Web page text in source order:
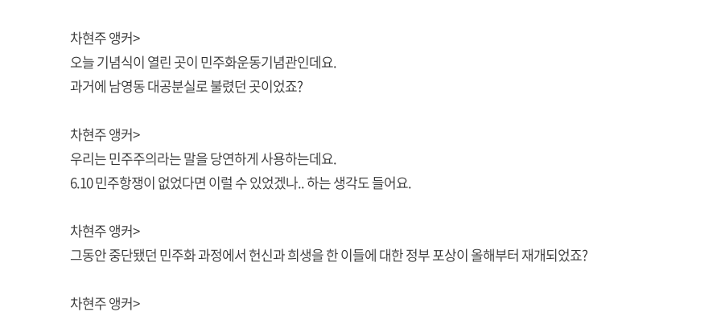
차현주 앵커>
오늘 기념식이 열린 곳이 민주화운동기념관인데요.
과거에 남영동 대공분실로 불렸던 곳이었죠?
차현주 앵커>
우리는 민주주의라는 말을 당연하게 사용하는데요.
6.10 민주항쟁이 없었다면 이럴 수 있었겠나.. 하는 생각도 들어요.
차현주 앵커>
그동안 중단됐던 민주화 과정에서 헌신과 희생을 한 이들에 대한 정부 포상이 올해부터 재개되었죠?
차현주 앵커>